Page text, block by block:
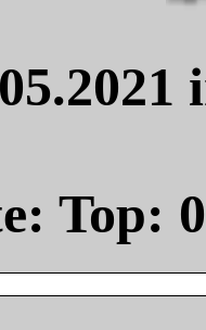
Top: 0